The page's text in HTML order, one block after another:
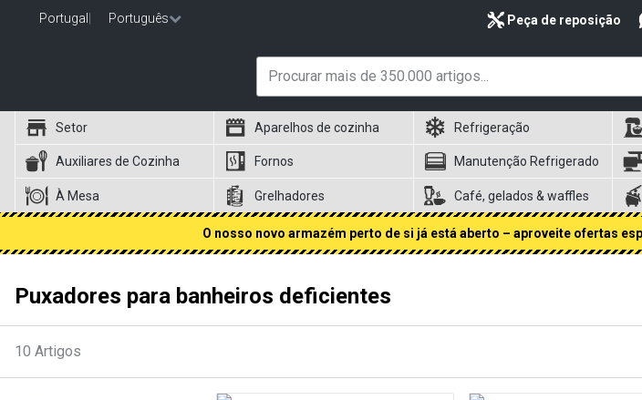
Portugal Português Peça de reposição
Setor Aparelhos de cozinha Refrigeração
Auxiliares de Cozinha Fornos Manutenção Refrigerado
À Mesa Grelhadores Café, gelados & waffles
O nosso novo armazém perto de si já está aberto – aproveite ofertas
Puxadores para banheiros deficientes
10 Artigos